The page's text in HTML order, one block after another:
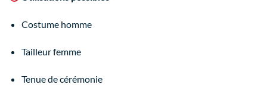
Costume homme
Tailleur femme
Tenue de cérémonie